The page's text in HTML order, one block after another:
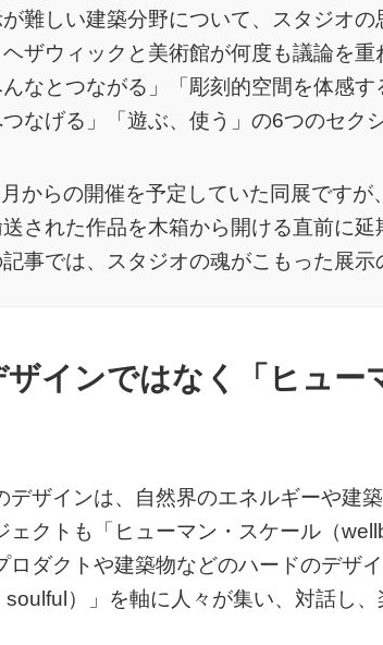
難しい建築分野について、スタジオ
ザウィックと美術館が何度も議論を
なとつながる」「彫刻的空間を体感す
つなげる」「遊ぶ、使う」の6つのセク
からの開催を予定していた同展です
された作品を木箱から開ける直前に
事では、スタジオの魂がこもった展示
インではなく「ヒュー
デザインは、自然界のエネルギーや建
ェクトも「ヒューマン・スケール（
ロダクトや建築物などのハードのデザ
soulful）」を軸に人々が集い、対話し